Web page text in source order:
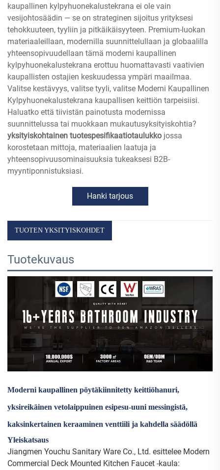
kaupallinen kylpyhuonekalustekrana ei ole vain
vesijohtosäädin — se on strateginen sijoitus yrityksesi
tehokkuuteen, tyyliin ja pitkäikäisyyteen. Premium-luokan
materiaaleillaan, modernilla suunnittelullaan ja globaalilla
yhteensopivuudellaan tämä moderni kaupallinen
kylpyhuonekalustekrana erottuu huomattavasti vaativien
kaupallisten ostajien keskuudessa ympäri maailmaa.
Valitse kestävyys, valitse tyyli, valitse Moderni Kaupallinen
Kylpyhuonekalustekrana kaupallisen keittiön tarpeisiisi.
Haluatko että tiivistän painotusta modernissa
suunnittelussa tai muokkaan mukautusyksityiskohtia?
yksityiskohtainen tuotespesifikaatiotaulukko jossa
korostetaan mittoja, materiaalien laatuja ja
yhteensopivuusominaisuuksia tukeaksesi B2B-
myyntiponnistuksiasi.
Hanki tarjous
TUOTEN YKSITYISKOHDET
Tuotekuvaus
Moderni kaupallinen pöytäkiinnitetty keittiöhanuri,
yksireikäinen vetolaippuinen esipesu-uuni messingistä,
kaksinkertainen keraaminen venttiili ja kahdella säädöllä
Yleiskatsaus
Jiangmen Youchu Sanitary Ware Co., Ltd. esittelee Modern
Commercial Deck Mounted Kitchen Faucet -kaula: